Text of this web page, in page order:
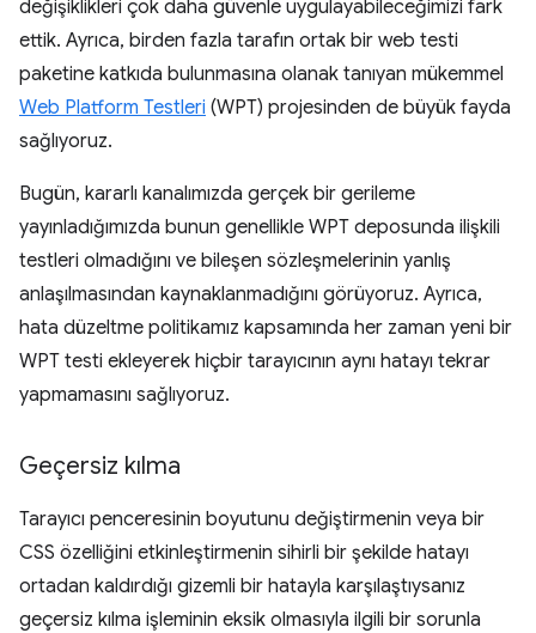
değişiklikleri çok daha güvenle uygulayabileceğimizi fark
ettik. Ayrıca, birden fazla tarafın ortak bir web testi
paketine katkıda bulunmasına olanak tanıyan mükemmel
Web Platform Testleri (WPT) projesinden de büyük fayda
sağlıyoruz.
Bugün, kararlı kanalımızda gerçek bir gerileme
yayınladığımızda bunun genellikle WPT deposunda ilişkili
testleri olmadığını ve bileşen sözleşmelerinin yanlış
anlaşılmasından kaynaklanmadığını görüyoruz. Ayrıca,
hata düzeltme politikamız kapsamında her zaman yeni bir
WPT testi ekleyerek hiçbir tarayıcının aynı hatayı tekrar
yapmamasını sağlıyoruz.
Geçersiz kılma
Tarayıcı penceresinin boyutunu değiştirmenin veya bir
CSS özelliğini etkinleştirmenin sihirli bir şekilde hatayı
ortadan kaldırdığı gizemli bir hatayla karşılaştıysanız
geçersiz kılma işleminin eksik olmasıyla ilgili bir sorunla